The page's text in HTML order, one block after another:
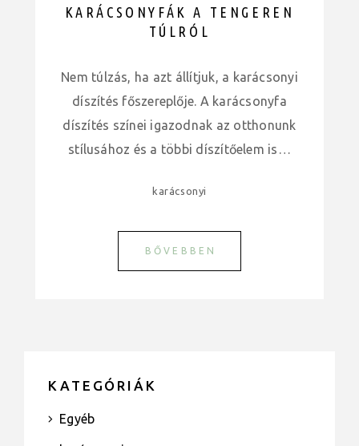
KARÁCSONYFÁK A TENGEREN
TÚLRÓL
Nem túlzás, ha azt állítjuk, a karácsonyi
díszítés főszereplője. A karácsonyfa
díszítés színei igazodnak az otthonunk
stílusához és a többi díszítőelem is…
karácsonyi
BŐVEBBEN
KATEGÓRIÁK
Egyéb